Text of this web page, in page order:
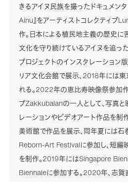
きるアイヌ民族を撮ったドキュメン
Ainu』をアーティストコレクティブ
作。日本による植民地主義の歴史に
文化を守り続けているアイヌを追っ
プロジェクトのインスタレーション
リア文化会館で展示、2018年には
れる。2022年の恵比寿映像祭参加
プZakkubalanの一人として、写真
レーションやビデオアート作品を制
美術館で作品を展示、同年夏には石
Reborn-Art Festivalに参加し、短編
を制作。2019年にはSingapore
Biennaleに参加する。2020年、志